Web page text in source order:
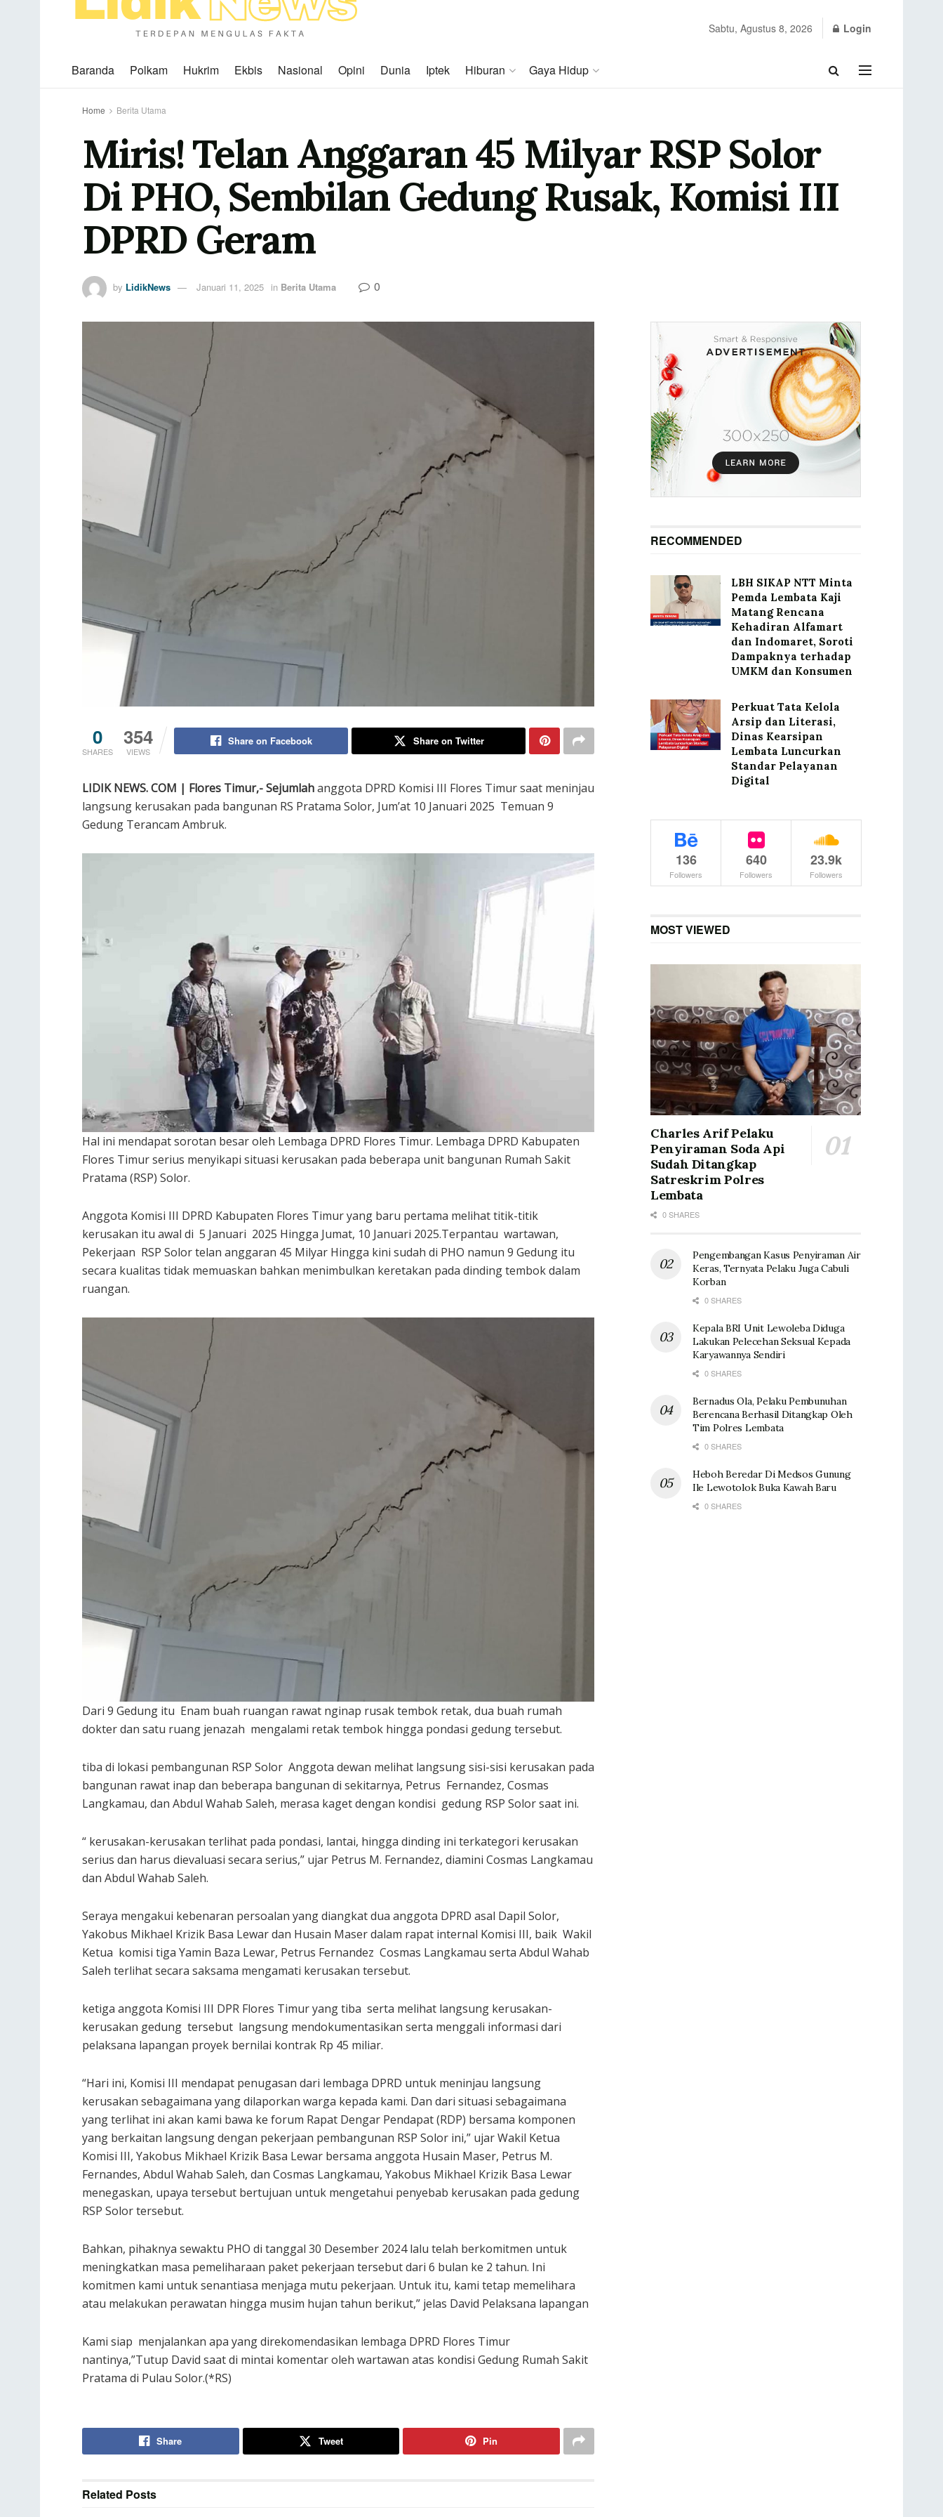
Sabtu, Agustus 8, 2026 Login
Baranda Polkam Hukrim Ekbis Nasional Opini Dunia Iptek Hiburan Gaya Hidup
Home Berita Utama
Miris! Telan Anggaran 45 Milyar RSP Solor
Di PHO, Sembilan Gedung Rusak, Komisi III
DPRD Geram
by LidikNews Januari 11, 2025 in Berita Utama 0
0
SHARES
354
VIEWS
Share on Facebook Share on Twitter
LIDIK NEWS. COM | Flores Timur,- Sejumlahanggota DPRD Komisi III Flores Timur saat meninjau
langsung kerusakan pada bangunan RS Pratama Solor, Jum’at 10 Januari 2025 Temuan 9
Gedung Terancam Ambruk.
Hal ini mendapat sorotan besar oleh Lembaga DPRD Flores Timur. Lembaga DPRD Kabupaten
Flores Timur serius menyikapi situasi kerusakan pada beberapa unit bangunan Rumah Sakit
Pratama (RSP) Solor.
Anggota Komisi III DPRD Kabupaten Flores Timur yang baru pertama melihat titik-titik
kerusakan itu awal di 5 Januari 2025 Hingga Jumat, 10 Januari 2025.Terpantau wartawan,
Pekerjaan RSP Solor telan anggaran 45 Milyar Hingga kini sudah di PHO namun 9 Gedung itu
secara kualitas tidak memuaskan bahkan menimbulkan keretakan pada dinding tembok dalam
ruangan.
Dari 9 Gedung itu Enam buah ruangan rawat nginap rusak tembok retak, dua buah rumah
dokter dan satu ruang jenazah mengalami retak tembok hingga pondasi gedung tersebut.
tiba di lokasi pembangunan RSP Solor Anggota dewan melihat langsung sisi-sisi kerusakan pada
bangunan rawat inap dan beberapa bangunan di sekitarnya, Petrus Fernandez, Cosmas
Langkamau, dan Abdul Wahab Saleh, merasa kaget dengan kondisi gedung RSP Solor saat ini.
“ kerusakan-kerusakan terlihat pada pondasi, lantai, hingga dinding ini terkategori kerusakan
serius dan harus dievaluasi secara serius,” ujar Petrus M. Fernandez, diamini Cosmas Langkamau
dan Abdul Wahab Saleh.
Seraya mengakui kebenaran persoalan yang diangkat dua anggota DPRD asal Dapil Solor,
Yakobus Mikhael Krizik Basa Lewar dan Husain Maser dalam rapat internal Komisi III, baik Wakil
Ketua komisi tiga Yamin Baza Lewar, Petrus Fernandez Cosmas Langkamau serta Abdul Wahab
Saleh terlihat secara saksama mengamati kerusakan tersebut.
ketiga anggota Komisi III DPR Flores Timur yang tiba serta melihat langsung kerusakan-
kerusakan gedung tersebut langsung mendokumentasikan serta menggali informasi dari
pelaksana lapangan proyek bernilai kontrak Rp 45 miliar.
“Hari ini, Komisi III mendapat penugasan dari lembaga DPRD untuk meninjau langsung
kerusakan sebagaimana yang dilaporkan warga kepada kami. Dan dari situasi sebagaimana
yang terlihat ini akan kami bawa ke forum Rapat Dengar Pendapat (RDP) bersama komponen
yang berkaitan langsung dengan pekerjaan pembangunan RSP Solor ini,” ujar Wakil Ketua
Komisi III, Yakobus Mikhael Krizik Basa Lewar bersama anggota Husain Maser, Petrus M.
Fernandes, Abdul Wahab Saleh, dan Cosmas Langkamau, Yakobus Mikhael Krizik Basa Lewar
menegaskan, upaya tersebut bertujuan untuk mengetahui penyebab kerusakan pada gedung
RSP Solor tersebut.
Bahkan, pihaknya sewaktu PHO di tanggal 30 Desember 2024 lalu telah berkomitmen untuk
meningkatkan masa pemeliharaan paket pekerjaan tersebut dari 6 bulan ke 2 tahun. Ini
komitmen kami untuk senantiasa menjaga mutu pekerjaan. Untuk itu, kami tetap memelihara
atau melakukan perawatan hingga musim hujan tahun berikut,” jelas David Pelaksana lapangan
Kami siap menjalankan apa yang direkomendasikan lembaga DPRD Flores Timur
nantinya,”Tutup David saat di mintai komentar oleh wartawan atas kondisi Gedung Rumah Sakit
Pratama di Pulau Solor.(*RS)
Share Tweet Pin
Related Posts
RECOMMENDED
LBH SIKAP NTT Minta
Pemda Lembata Kaji
Matang Rencana
Kehadiran Alfamart
dan Indomaret, Soroti
Dampaknya terhadap
UMKM dan Konsumen
Perkuat Tata Kelola
Arsip dan Literasi,
Dinas Kearsipan
Lembata Luncurkan
Standar Pelayanan
Digital
136
Followers
640
Followers
23.9k
Followers
MOST VIEWED
Charles Arif Pelaku
Penyiraman Soda Api
Sudah Ditangkap
Satreskrim Polres
Lembata
0 SHARES
Pengembangan Kasus Penyiraman Air
Keras, Ternyata Pelaku Juga Cabuli
Korban
0 SHARES
Kepala BRI Unit Lewoleba Diduga
Lakukan Pelecehan Seksual Kepada
Karyawannya Sendiri
0 SHARES
Bernadus Ola, Pelaku Pembunuhan
Berencana Berhasil Ditangkap Oleh
Tim Polres Lembata
0 SHARES
Heboh Beredar Di Medsos Gunung
Ile Lewotolok Buka Kawah Baru
0 SHARES